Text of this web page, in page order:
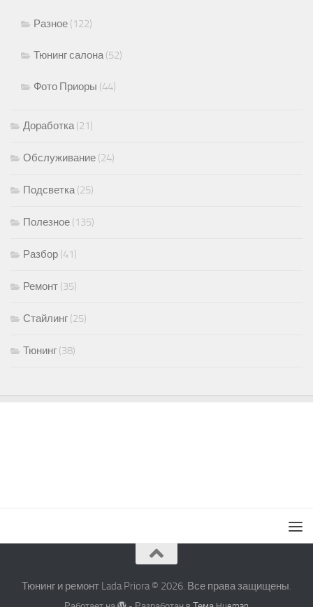
Разное (122)
Тюнинг салона(52)
Фото Приоры (44)
Доработка(21)
Обслуживание (24)
Подсветка(25)
Полезное (135)
Разбор (41)
Ремонт (35)
Стайлинг (25)
Тюнинг (38)
Тюнинг и ремонт Lada Priora © 2026. Все права защищены.